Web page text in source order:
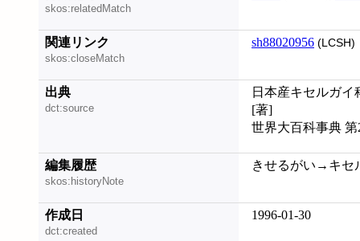
skos:relatedMatch
関連リンク
skos:closeMatch
sh88020956 (LCSH)
出典
dct:source
日本産キセルガ
[著]
世界大百科事典 第
編集履歴
skos:historyNote
きせるがい→キセ
作成日
dct:created
1996-01-30